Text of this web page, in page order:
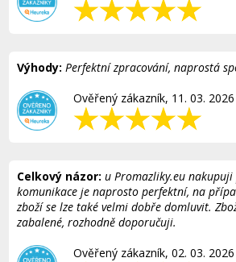
Výhody: Perfektní zpracování, naprostá
Ověřený zákazník, 11. 03. 2026
Celkový názor: u Promazliky.eu nakupuji
komunikace je naprosto perfektní, na
zboží se lze také velmi dobře domluvit.
zabalené, rozhodně doporučuji.
Ověřený zákazník, 02. 03. 2026